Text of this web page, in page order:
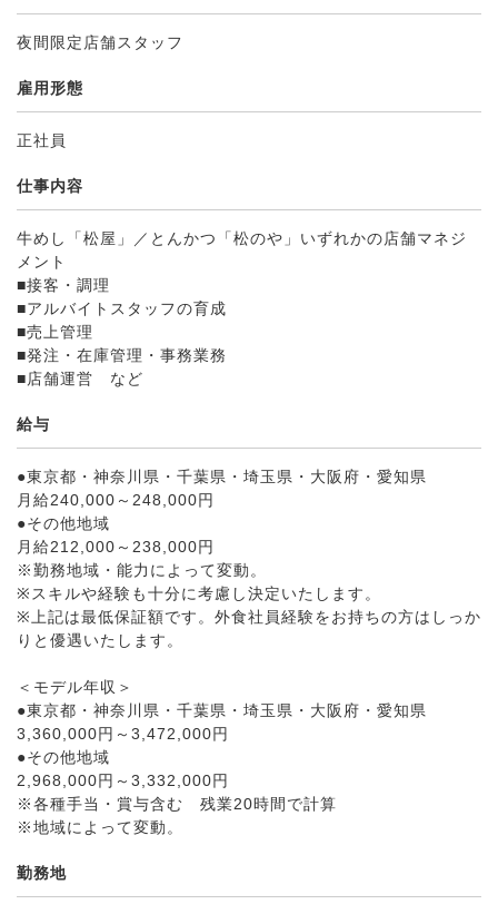
夜間限定店舗スタッフ
雇用形態
正社員
仕事内容
牛めし「松屋」／とんかつ「松のや」いずれかの店舗マネジ
メント
■接客・調理
■アルバイトスタッフの育成
■売上管理
■発注・在庫管理・事務業務
■店舗運営 など
給与
●東京都・神奈川県・千葉県・埼玉県・大阪府・愛知県
月給240,000～248,000円
●その他地域
月給212,000～238,000円
※勤務地域・能力によって変動。
※スキルや経験も十分に考慮し決定いたします。
※上記は最低保証額です。外食社員経験をお持ちの方はしっか
りと優遇いたします。
＜モデル年収＞
●東京都・神奈川県・千葉県・埼玉県・大阪府・愛知県
3,360,000円～3,472,000円
●その他地域
2,968,000円～3,332,000円
※各種手当・賞与含む 残業20時間で計算
※地域によって変動。
勤務地